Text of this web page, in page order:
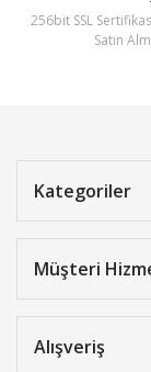
256bit SSL
Satın
Kategoriler
Müşteri
Alışveriş